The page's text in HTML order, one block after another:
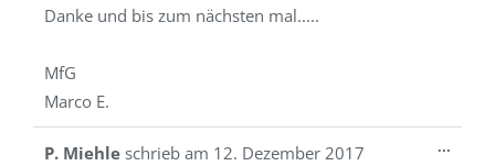
Danke und bis zum nächsten mal.....
MfG
Marco E.
P. Miehle schrieb am 12. Dezember 2017
...